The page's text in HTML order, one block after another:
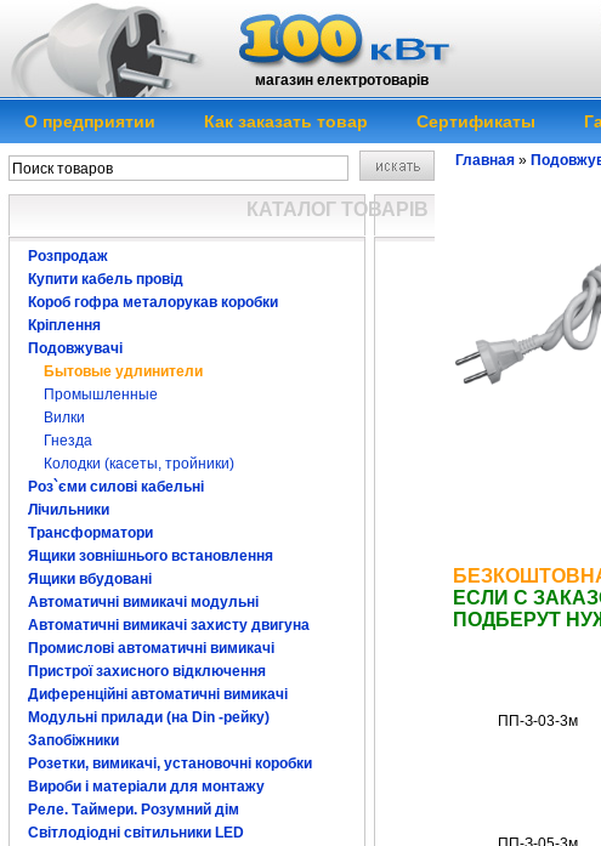
магазин електротоварів
О предприятии Как заказать товар Сертификаты
КАТАЛОГ ТОВАРІВ
Розпродаж
Купити кабель провід
Короб гофра металорукав коробки
Кріплення
Подовжувачі
Бытовые удлинители
Промышленные
Вилки
Гнезда
Колодки (касеты, тройники)
Роз`єми силові кабельні
Лічильники
Трансформатори
Ящики зовнішнього встановлення
Ящики вбудовані
Автоматичні вимикачі модульні
Автоматичні вимикачі захисту двигуна
Промислові автоматичні вимикачі
Пристрої захисного відключення
Диференційні автоматичні вимикачі
Модульні прилади (на Din -рейку)
Запобіжники
Розетки, вимикачі, установочні коробки
Вироби і матеріали для монтажу
Реле. Таймери. Розумний дім
Світлодіодні світильники LED
Главная »
ЕСЛИ С
ПОДБЕРУТ
ПП-З-03-3м